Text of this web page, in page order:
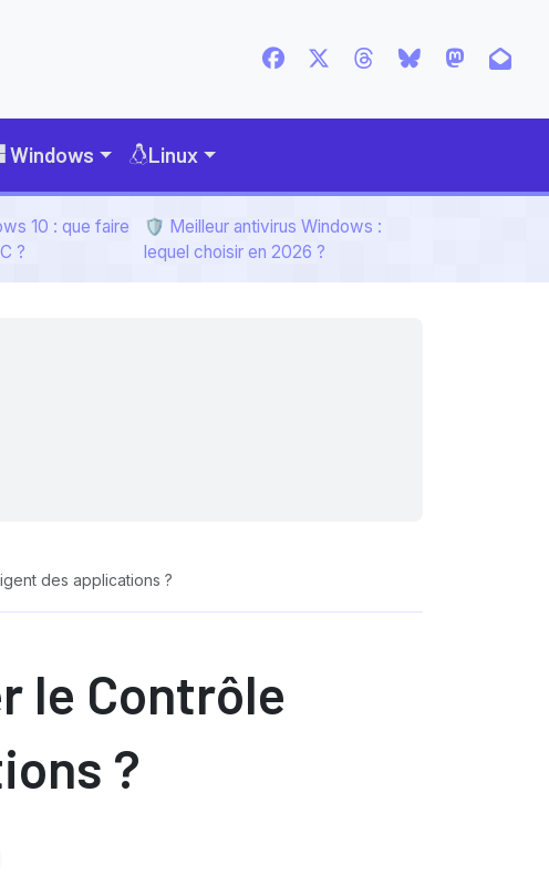
Windows Linux
10 : que faire
?
🛡️ Meilleur antivirus Windows :
lequel choisir en 2026 ?
des applications ?
le Contrôle
?